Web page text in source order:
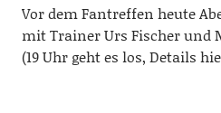
Vor dem Fantreffen heute
mit Trainer Urs Fischer und
(19 Uhr geht es los, Details